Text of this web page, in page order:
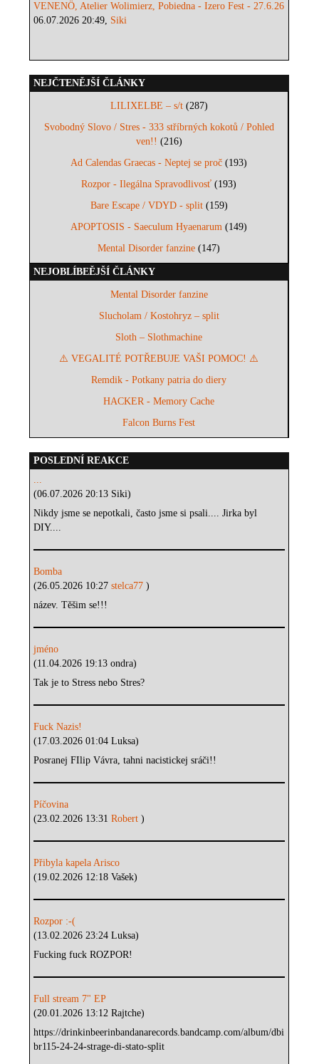
VENENÖ, Atelier Wolimierz, Pobiedna - Izero Fest - 27.6.26
06.07.2026 20:49, Siki
NEJČTENĚJŠÍ ČLÁNKY
LILIXELBE – s/t(287)
Svobodný Slovo / Stres - 333 stříbrných kokotů / Pohled
ven!! (216)
Ad Calendas Graecas - Neptej se proč (193)
Rozpor - Ilegálna Spravodlivosť (193)
Bare Escape / VDYD - split(159)
APOPTOSIS - Saeculum Hyaenarum (149)
Mental Disorder fanzine (147)
NEJOBLÍBEĚJŠÍ ČLÁNKY
Mental Disorder fanzine
Slucholam / Kostohryz – split
Sloth – Slothmachine
⚠️ VEGALITÉ POTŘEBUJE VAŠI POMOC! ⚠️
Remdik - Potkany patria do diery
HACKER - Memory Cache
Falcon Burns Fest
POSLEDNÍ REAKCE
...
(06.07.2026 20:13 Siki)
Nikdy jsme se nepotkali, často jsme si psali.... Jirka byl
DIY....
Bomba
(26.05.2026 10:27stelca77)
název. Těšim se!!!
jméno
(11.04.2026 19:13 ondra)
Tak je to Stress nebo Stres?
Fuck Nazis!
(17.03.2026 01:04 Luksa)
Posranej FIlip Vávra, tahni nacistickej sráči!!
Píčovina
(23.02.2026 13:31Robert)
Přibyla kapela Arisco
(19.02.2026 12:18 Vašek)
Rozpor :-(
(13.02.2026 23:24 Luksa)
Fucking fuck ROZPOR!
Full stream 7" EP
(20.01.2026 13:12 Rajtche)
https://drinkinbeerinbandanarecords.bandcamp.com/album/dbi
br115-24-24-strage-di-stato-split